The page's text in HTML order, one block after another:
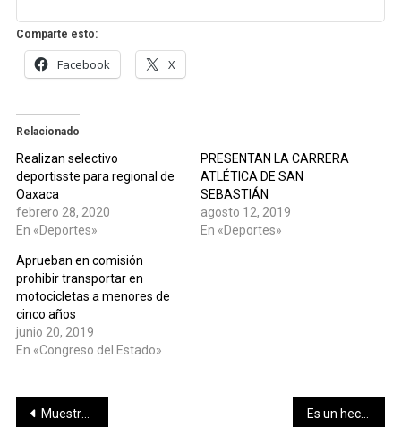
Comparte esto:
Facebook X
Relacionado
Realizan selectivo
deportisste para regional de
Oaxaca
febrero 28, 2020
En «Deportes»
PRESENTAN LA CARRERA
ATLÉTICA DE SAN
SEBASTIÁN
agosto 12, 2019
En «Deportes»
Aprueban en comisión
prohibir transportar en
motocicletas a menores de
cinco años
junio 20, 2019
En «Congreso del Estado»
Navegación
Muestra el PRI su fortaleza en sendos cierres de campaña